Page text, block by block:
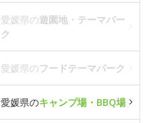
愛媛県の遊園地・テーマパー
ク
愛媛県のフードテーマパーク
愛媛県のキャンプ場・BBQ場